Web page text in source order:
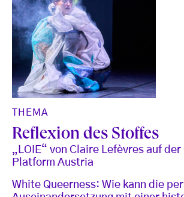
THEMA
Reflexion des Stoffes
„LOIE“ von Claire Lefèvres auf
Platform Austria
White Queerness: Wie kann die